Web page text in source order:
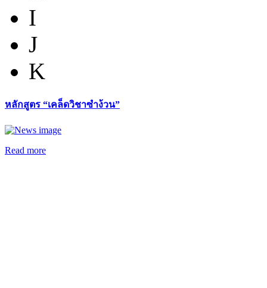
I
J
K
หลักสูตร “เคล็ดวิชาซำง้วน”
Read more